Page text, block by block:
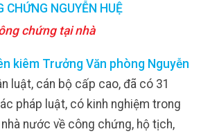
CHỨNG NGUYỄN HUỆ
chứng tại nhà
kiêm Trưởng Văn phòng Nguyễn
luật, cán bộ cấp cao, đã có 31
pháp luật, có kinh nghiệm trong
nước về công chứng, hộ tịch,